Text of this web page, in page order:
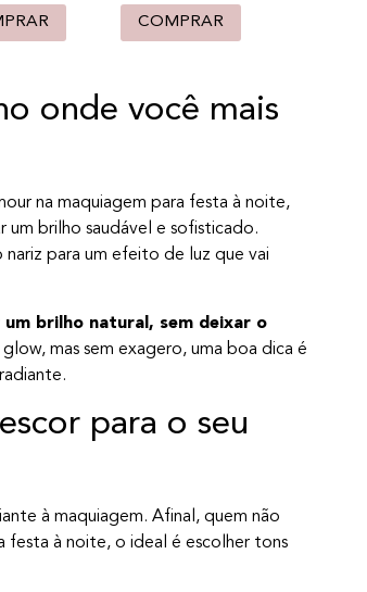
COMPRAR
onde você mais
na maquiagem para festa à noite,
um brilho saudável e sofisticado.
para um efeito de luz que vai
um brilho natural, sem deixar o
glow, mas sem exagero, uma boa dica é
para o seu
à maquiagem. Afinal, quem não
festa à noite, o ideal é escolher tons